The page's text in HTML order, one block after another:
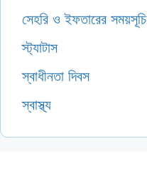
সেহরি ও ইফতারের সময়সূচি
স্ট্যাটাস
স্বাধীনতা দিবস
স্বাস্থ্য